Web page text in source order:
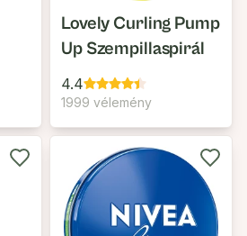
Lovely Curling Pump
Up Szempillaspirál
4.4
1999 vélemény